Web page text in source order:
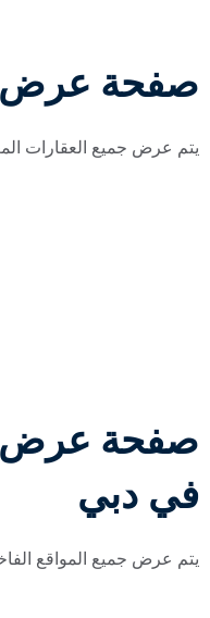
صفحة عرض
يتم عرض جميع العقارات
صفحة عرض
في دبي
يتم عرض جميع المواقع